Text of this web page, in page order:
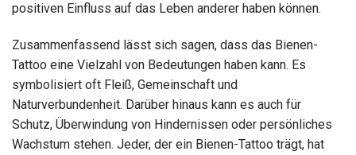
positiven Einfluss auf das Leben anderer haben können.
Zusammenfassend lässt sich sagen, dass das Bienen-
Tattoo eine Vielzahl von Bedeutungen haben kann. Es
symbolisiert oft Fleiß, Gemeinschaft und
Naturverbundenheit. Darüber hinaus kann es auch für
Schutz, Überwindung von Hindernissen oder persönliches
Wachstum stehen. Jeder, der ein Bienen-Tattoo trägt, hat